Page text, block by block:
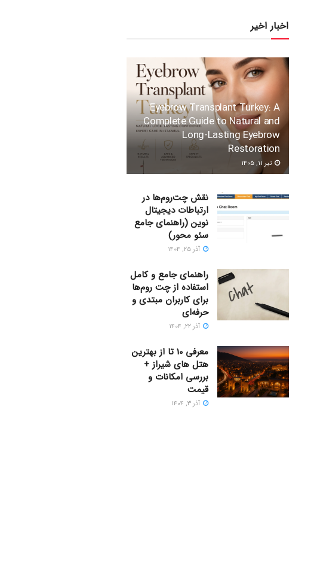
اخبار اخیر
Eyebrow Transplant Turkey: A
Complete Guide to Natural and
Long-Lasting Eyebrow
Restoration
تیر ۱۱, ۱۴۰۵
نقش چت‌روم‌ها در
ارتباطات دیجیتال
نوین (راهنمای جامع
سئو محور)
آذر ۲۵, ۱۴۰۴
راهنمای جامع و کامل
استفاده از چت روم‌ها
برای کاربران مبتدی و
حرفه‌ای
آذر ۲۲, ۱۴۰۴
معرفی 10 تا از بهترین
هتل های شیراز +
بررسی امکانات و
قیمت
آذر ۳, ۱۴۰۴